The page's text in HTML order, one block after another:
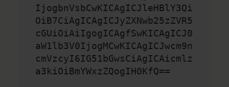
IjogbnVsbCwKICAgICJleHBlY3Qi
OiB7CiAgICAgICJyZXNwb25zZVR5
cGUiOiAiIgogICAgfSwKICAgICJ0
aW1lb3V0IjogMCwKICAgICJwcm9n
cmVzcyI6IG51bGwsCiAgICAicmlz
a3kiOiBmYWxzZQogIH0KfQ==